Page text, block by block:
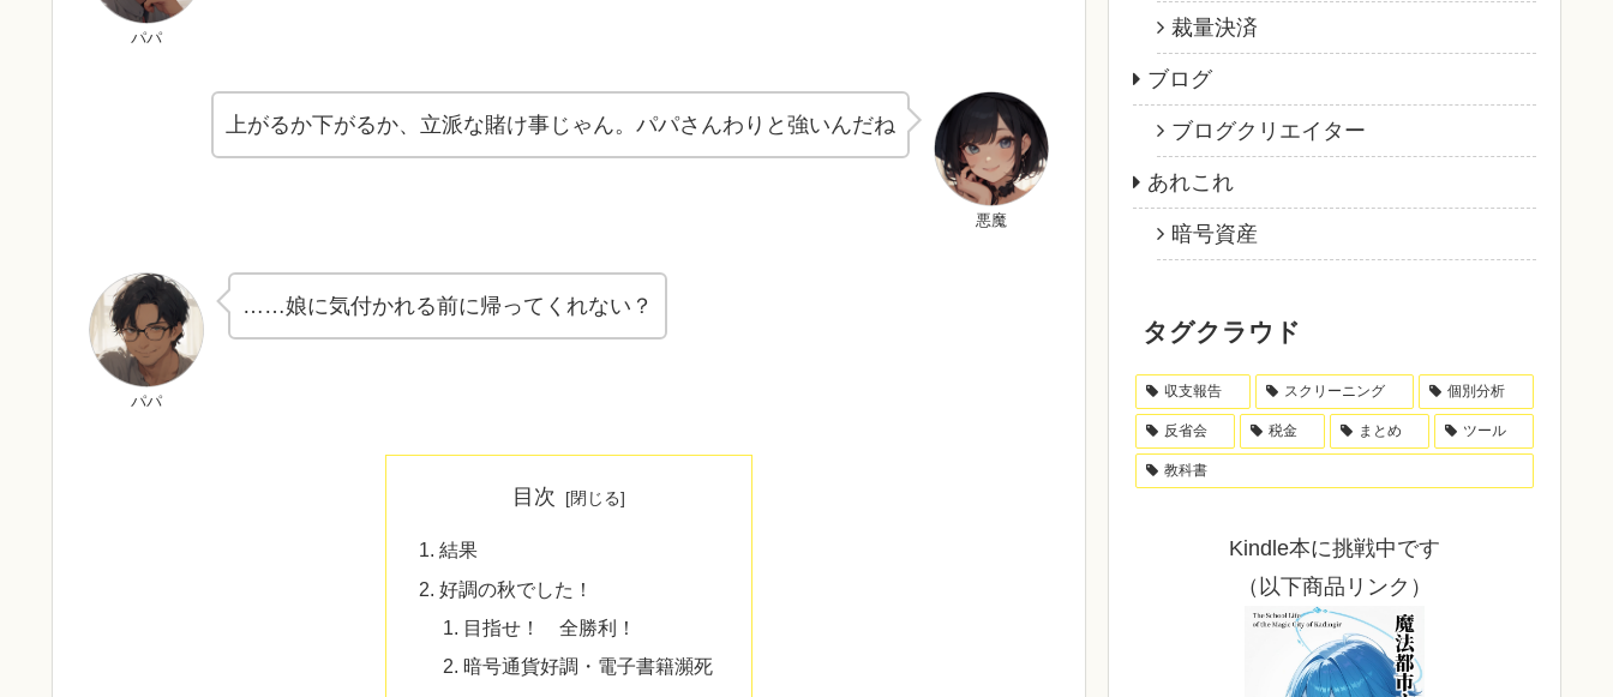
パパ
悪魔
上がるか下がるか、立派な賭け事じゃん。パパさんわりと強いんだね
パパ
……娘に気付かれる前に帰ってくれない？
目次
結果
好調の秋でした！
目指せ！ 全勝利！
暗号通貨好調・電子書籍瀕死
裁量決済
ブログ
ブログクリエイター
あれこれ
暗号資産
タグクラウド
収支報告 スクリーニング 個別分析
反省会 税金 まとめ ツール
教科書
Kindle本に挑戦中です
（以下商品リンク）